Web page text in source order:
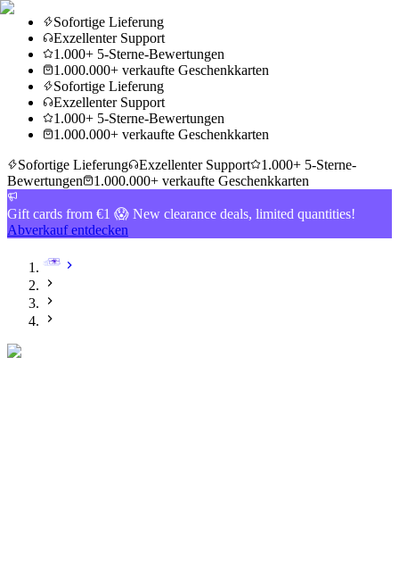
Sofortige Lieferung
Exzellenter Support
1.000+ 5-Sterne-Bewertungen
1.000.000+ verkaufte Geschenkkarten
Sofortige Lieferung
Exzellenter Support
1.000+ 5-Sterne-Bewertungen
1.000.000+ verkaufte Geschenkkarten
Sofortige Lieferung
Exzellenter Support
1.000+ 5-Sterne-
Bewertungen
1.000.000+ verkaufte Geschenkkarten
Gift cards from €1 😱 New clearance deals, limited quantities!
Abverkauf entdecken